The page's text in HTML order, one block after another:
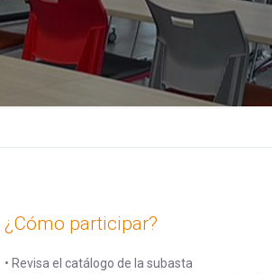
¿Cómo participar?
• Revisa el catálogo de la subasta